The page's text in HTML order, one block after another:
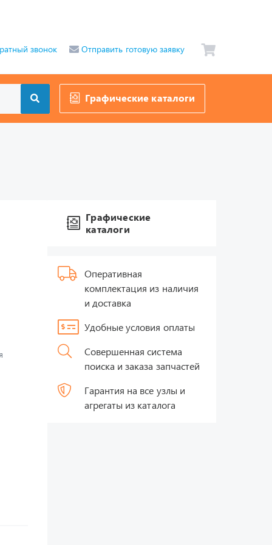
звонок Отправить готовую заявку
Графические каталоги
Графические
каталоги
Оперативная
комплектация из наличия
и доставка
Удобные условия оплаты
Совершенная система
поиска и заказа запчастей
Гарантия на все узлы и
агрегаты из каталога